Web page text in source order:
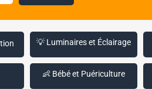
💡 Luminaires et Éclairage
👶 Bébé et Puériculture